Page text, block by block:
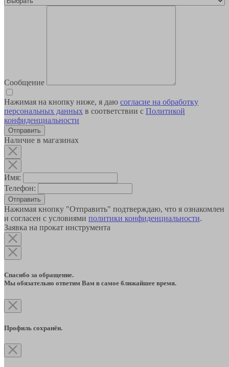
Сообщение
Нажимая на кнопку ниже, я даю согласие на обработку
персональных данных в соответствии с Политикой
конфиденциальности
Наличие в магазинах
Имя:
Телефон:
Отправить
Нажимая кнопку "Отправить" подтверждаю, что я ознакомлен
и согласен с условиями политики конфиденциальности.
Заявка на прокат инструмента
Спасибо за обращение.
Мы обязательно ответим Вам в самое ближайшее время.
Профиль сохранён.